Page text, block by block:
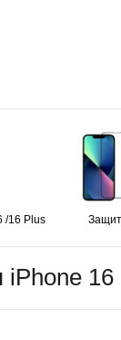
/16 Plus
16